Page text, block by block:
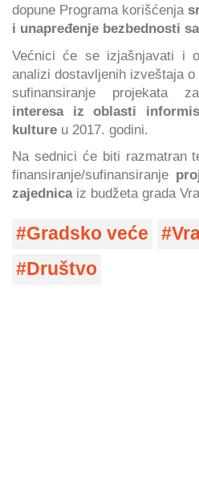
dopune Programa korišćenja
i unapređenje bezbednosti
Većnici će se izjašnjavati i
analizi dostavljenih izveštaja
sufinansiranje projekata
interesa iz oblasti
kulture u 2017. godini.
Na sednici će biti razmatran
finansiranje/sufinansiranje
zajednicaiz budžeta grada
Gradsko veće
Društvo